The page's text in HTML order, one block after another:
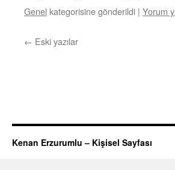
Genel kategorisine gönderildi | Yorum
← Eski yazılar
Kenan Erzurumlu – Kişisel Sayfası